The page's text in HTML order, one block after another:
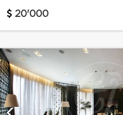
гостиная 150 кв.м., 6
20'000